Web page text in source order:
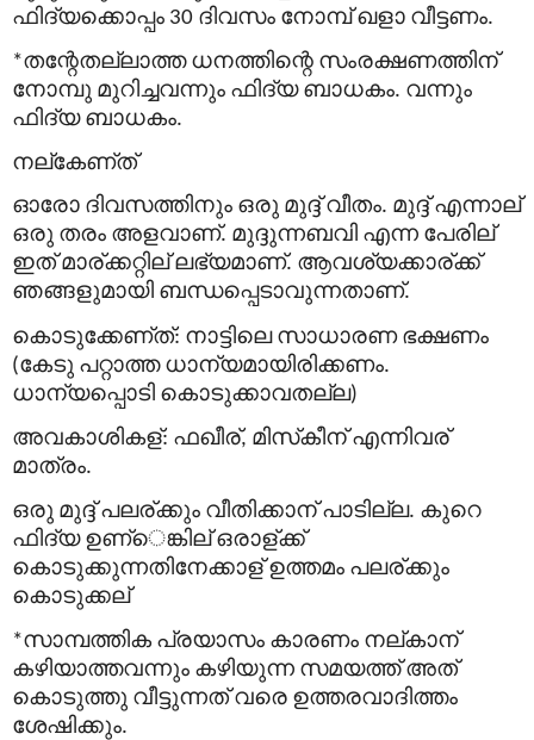
ഫിദ്യക്കൊപ്പം 30 ദിവസം നോമ്പ് ഖളാ വീട്ടണം.
*തന്റേതല്ലാത്ത ധനത്തിന്റെ സംരക്ഷണത്തിന്
നോമ്പു മുറിച്ചവന്നും ഫിദ്യ ബാധകം. വന്നും
ഫിദ്യ ബാധകം.
നല്കേണ്ത്
ഓരോ ദിവസത്തിനും ഒരു മുദ്ദ് വീതം. മുദ്ദ് എന്നാല്
ഒരു തരം അളവാണ്. മുദ്ദുന്നബവി എന്ന പേരില്
ഇത് മാര്ക്കറ്റില് ലഭ്യമാണ്. ആവശ്യക്കാര്ക്ക്
ഞങ്ങളുമായി ബന്ധപ്പെടാവുന്നതാണ്.
കൊടുക്കേണ്ത്: നാട്ടിലെ സാധാരണ ഭക്ഷണം
(കേടു പറ്റാത്ത ധാന്യമായിരിക്കണം.
ധാന്യപ്പൊടി കൊടുക്കാവതല്ല)
അവകാശികള്: ഫഖീര്, മിസ്കീന് എന്നിവര്
മാത്രം.
ഒരു മുദ്ദ് പലര്ക്കും വീതിക്കാന് പാടില്ല. കുറെ
ഫിദ്യ ഉണ്െങ്കില് ഒരാള്ക്ക്
കൊടുക്കുന്നതിനേക്കാള് ഉത്തമം പലര്ക്കും
കൊടുക്കല്
*സാമ്പത്തിക പ്രയാസം കാരണം നല്കാന്
കഴിയാത്തവന്നും കഴിയുന്ന സമയത്ത് അത്
കൊടുത്തു വീട്ടുന്നത് വരെ ഉത്തരവാദിത്തം
ശേഷിക്കും.